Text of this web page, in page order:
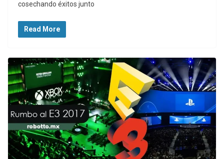
cosechando éxitos junto
Read More